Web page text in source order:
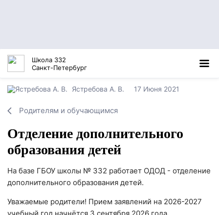
Школа 332
Санкт-Петербург
Ястребова А. В. 17 Июня 2021
Родителям и обучающимся
Отделение дополнительного
образования детей
На базе ГБОУ школы № 332 работает ОДОД - отделение
дополнительного образования детей.
Уважаемые родители! Прием заявлений на 2026-2027